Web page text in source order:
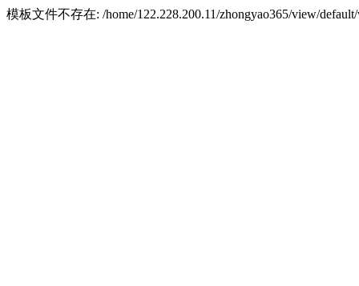
模板文件不存在: /home/122.228.200.11/zhongyao365/view/default/